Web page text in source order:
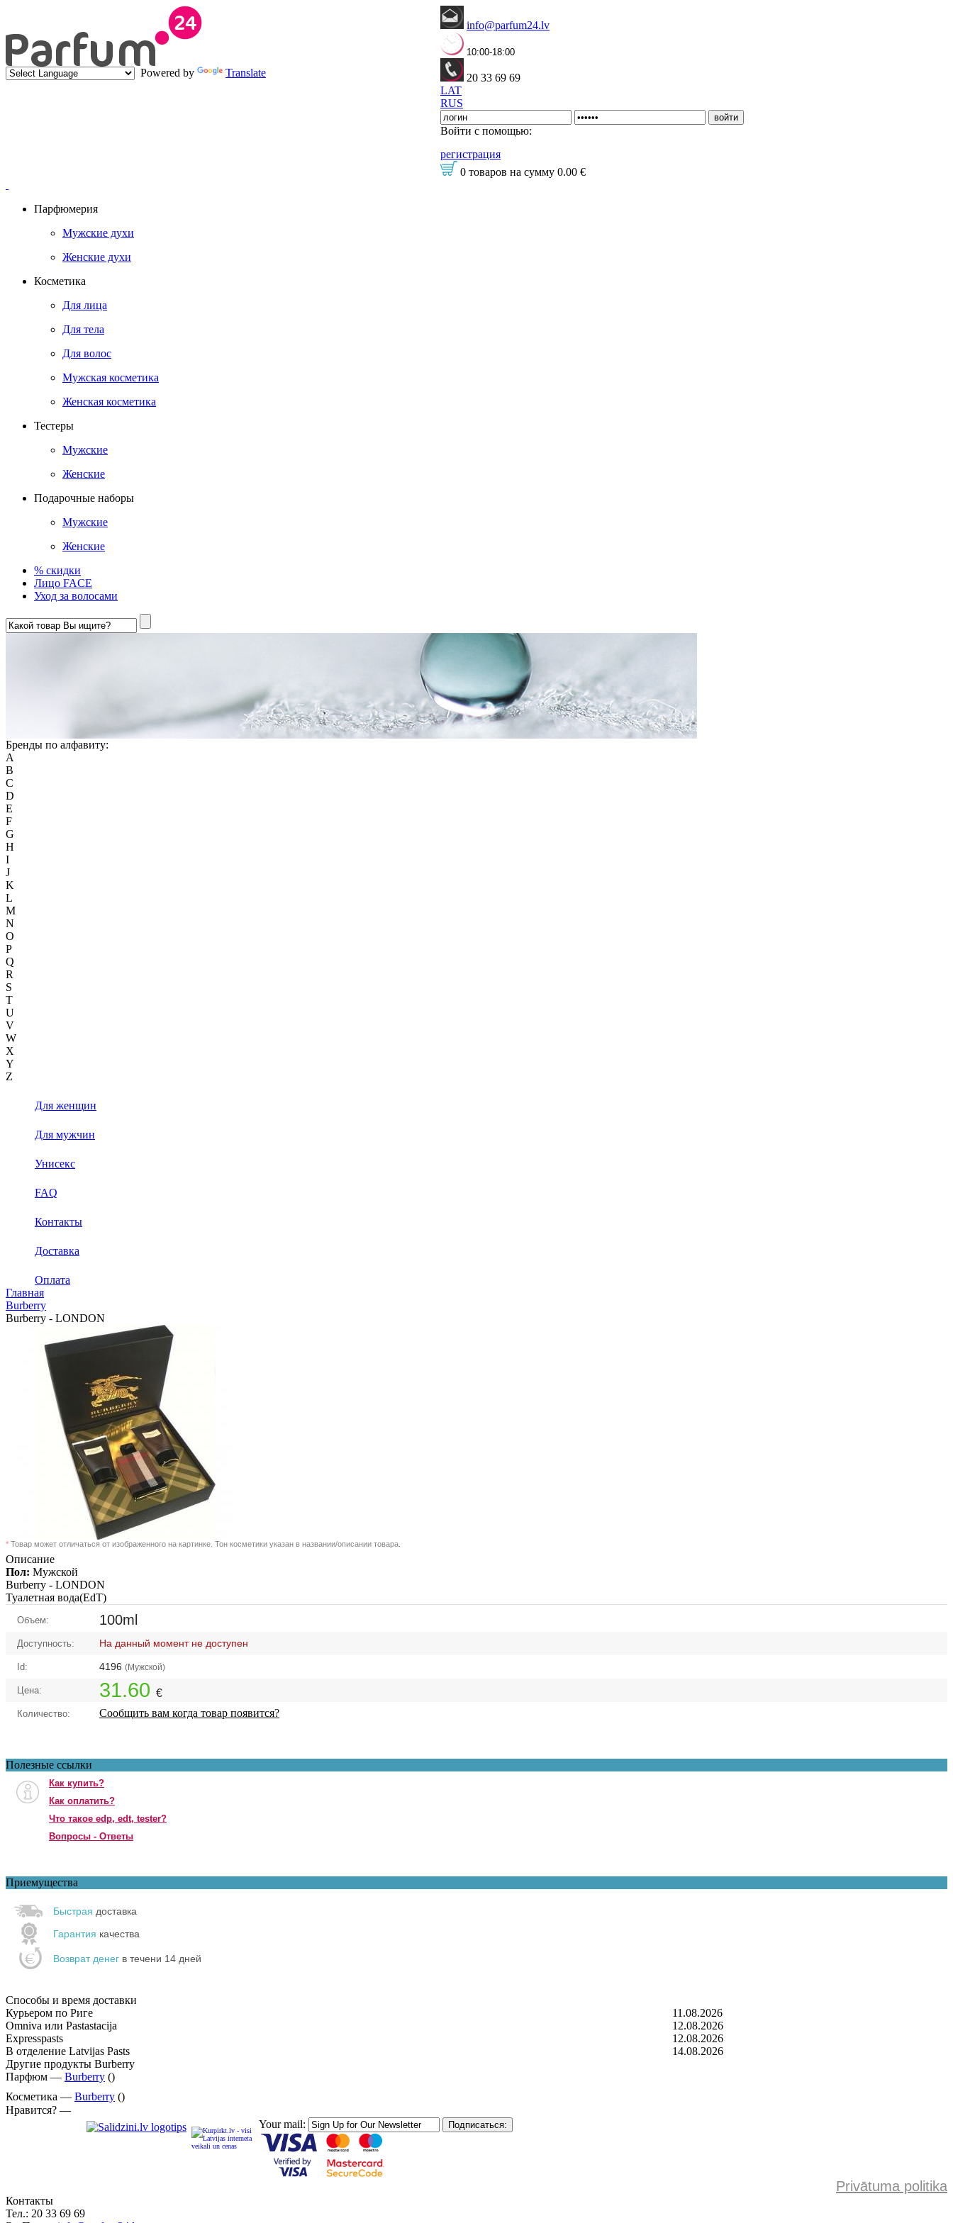
Powered by Translate
info@parfum24.lv
10:00-18:00
20 33 69 69
LAT
RUS
Войти с помощью:
регистрация
0 товаров на сумму 0.00 €
Парфюмерия
Мужские духи
Женские духи
Косметика
Для лица
Для тела
Для волос
Мужская косметика
Женская косметика
Тестеры
Мужские
Женские
Подарочные наборы
Мужские
Женские
% скидки
Лицо FACE
Уход за волосами
Бренды по алфавиту:
A
B
C
D
E
F
G
H
I
J
K
L
M
N
O
P
Q
R
S
T
U
V
W
X
Y
Z
Для женщин
Для мужчин
Унисекс
FAQ
Контакты
Доставка
Оплата
Главная
Burberry
Burberry - LONDON
* Товар может отличаться от изображенного на картинке. Тон косметики указан в названии/описании товара.
Описание
Пол: Мужской
Burberry - LONDON
Туалетная вода(EdT)
Объем: 100ml
Доступность: На данный момент не доступен
Id: 4196 (Мужской)
Цена: 31.60 €
Количество: Сообщить вам когда товар появится?
Полезные ссылки
Как купить?
Как оплатить?
Что такое edp, edt, tester?
Вопросы - Ответы
Приемущества
Быстрая доставка
Гарантия качества
Возврат денег в течени 14 дней
Способы и время доставки
Курьером по Риге
11.08.2026
Omniva или Pastastacija
12.08.2026
Expresspasts
12.08.2026
В отделение Latvijas Pasts
14.08.2026
Другие продукты Burberry
Парфюм — Burberry ()
Косметика — Burberry ()
Нравится? —
Your mail:
Privātuma politika
Контакты
Тел.: 20 33 69 69